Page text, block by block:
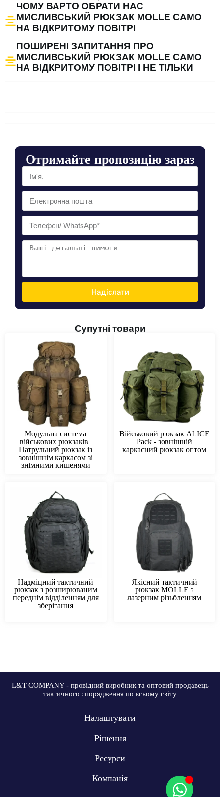
Отримайте пропозицію зараз
Надіслати
ЧОМУ ВАРТО ОБРАТИ НАС
МИСЛИВСЬКИЙ РЮКЗАК MOLLE CAMO
НА ВІДКРИТОМУ ПОВІТРІ
ПОШИРЕНІ ЗАПИТАННЯ ПРО
МИСЛИВСЬКИЙ РЮКЗАК MOLLE CAMO
НА ВІДКРИТОМУ ПОВІТРІ І НЕ ТІЛЬКИ
Супутні товари
Модульна система
військових рюкзаків |
Патрульний рюкзак із
зовнішнім каркасом зі
знімними кишенями
Військовий рюкзак ALICE
Pack - зовнішній
каркасний рюкзак оптом
Надміцний тактичний
рюкзак з розширюваним
переднім відділенням для
зберігання
Якісний тактичний
рюкзак MOLLE з
лазерним різьбленням
L&T COMPANY - провідний виробник та оптовий продавець
тактичного спорядження по всьому світу
Налаштувати
Рішення
Ресурси
Компанія